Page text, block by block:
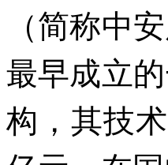
（简称中
最早成立
构，其技